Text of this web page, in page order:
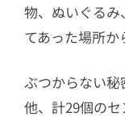
物、ぬいぐる
てあった場所か
ぶつからない
他、計29個のセ